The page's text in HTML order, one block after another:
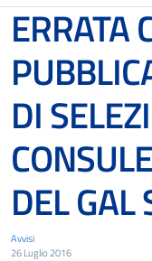
ERRATA
DI
DEL GAL
Avvisi
26 Luglio 2016